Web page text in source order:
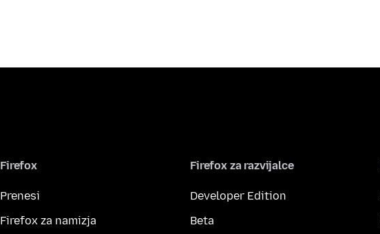
Firefox
Prenesi
Firefox za namizja
Firefox za razvijalce
Developer Edition
Beta